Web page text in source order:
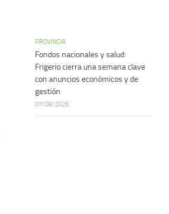
PROVINCIA
Fondos nacionales y salud:
Frigerio cierra una semana clave
con anuncios económicos y de
gestión
07/08/2026